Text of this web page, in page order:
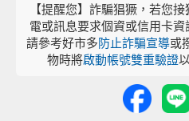
【提醒您】詐騙猖獗，若您
電或訊息要求個資或信用卡
請參考好市多防止詐騙宣導或
物時將啟動帳號雙重驗證